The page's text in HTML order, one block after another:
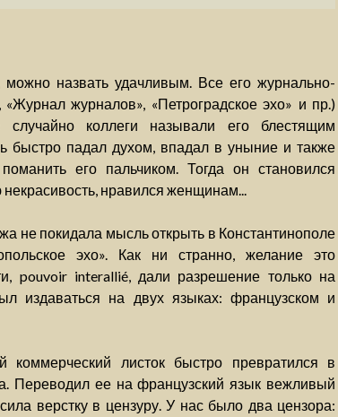
назвать удачливым. Все его журнально-
журналов», «Петроградское эхо» и пр.)
коллеги называли его блестящим
быстро падал духом, впадал в уныние и также
его пальчиком. Тогда он становился
нравился женщинам...
не покидала мысль открыть в Константинополе
эхо». Как ни странно, желание это
pouvoir interallié, дали разрешение только на
издаваться на двух языках: французском и
коммерческий листок быстро превратился в
Переводил ее на французский язык вежливый
верстку в цензуру. У нас было два цензора: